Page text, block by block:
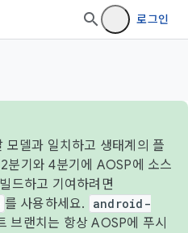
로그인
델과 일치하고 생태계의 플
분기와 4분기에 AOSP에 소스
드하고 기여하려면
를 사용하세요.
android-
브랜치는 항상 AOSP에 푸시